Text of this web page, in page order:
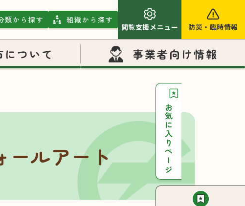
類から探す 組織から探す
閲覧支援メニュー 防災 ・ 臨時情報
について 事業者向け情報
お気に入りページ
ールアート